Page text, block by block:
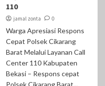
110
jamal zonta 0
Warga Apresiasi Respons
Cepat Polsek Cikarang
Barat Melalui Layanan Call
Center 110 Kabupaten
Bekasi – Respons cepat